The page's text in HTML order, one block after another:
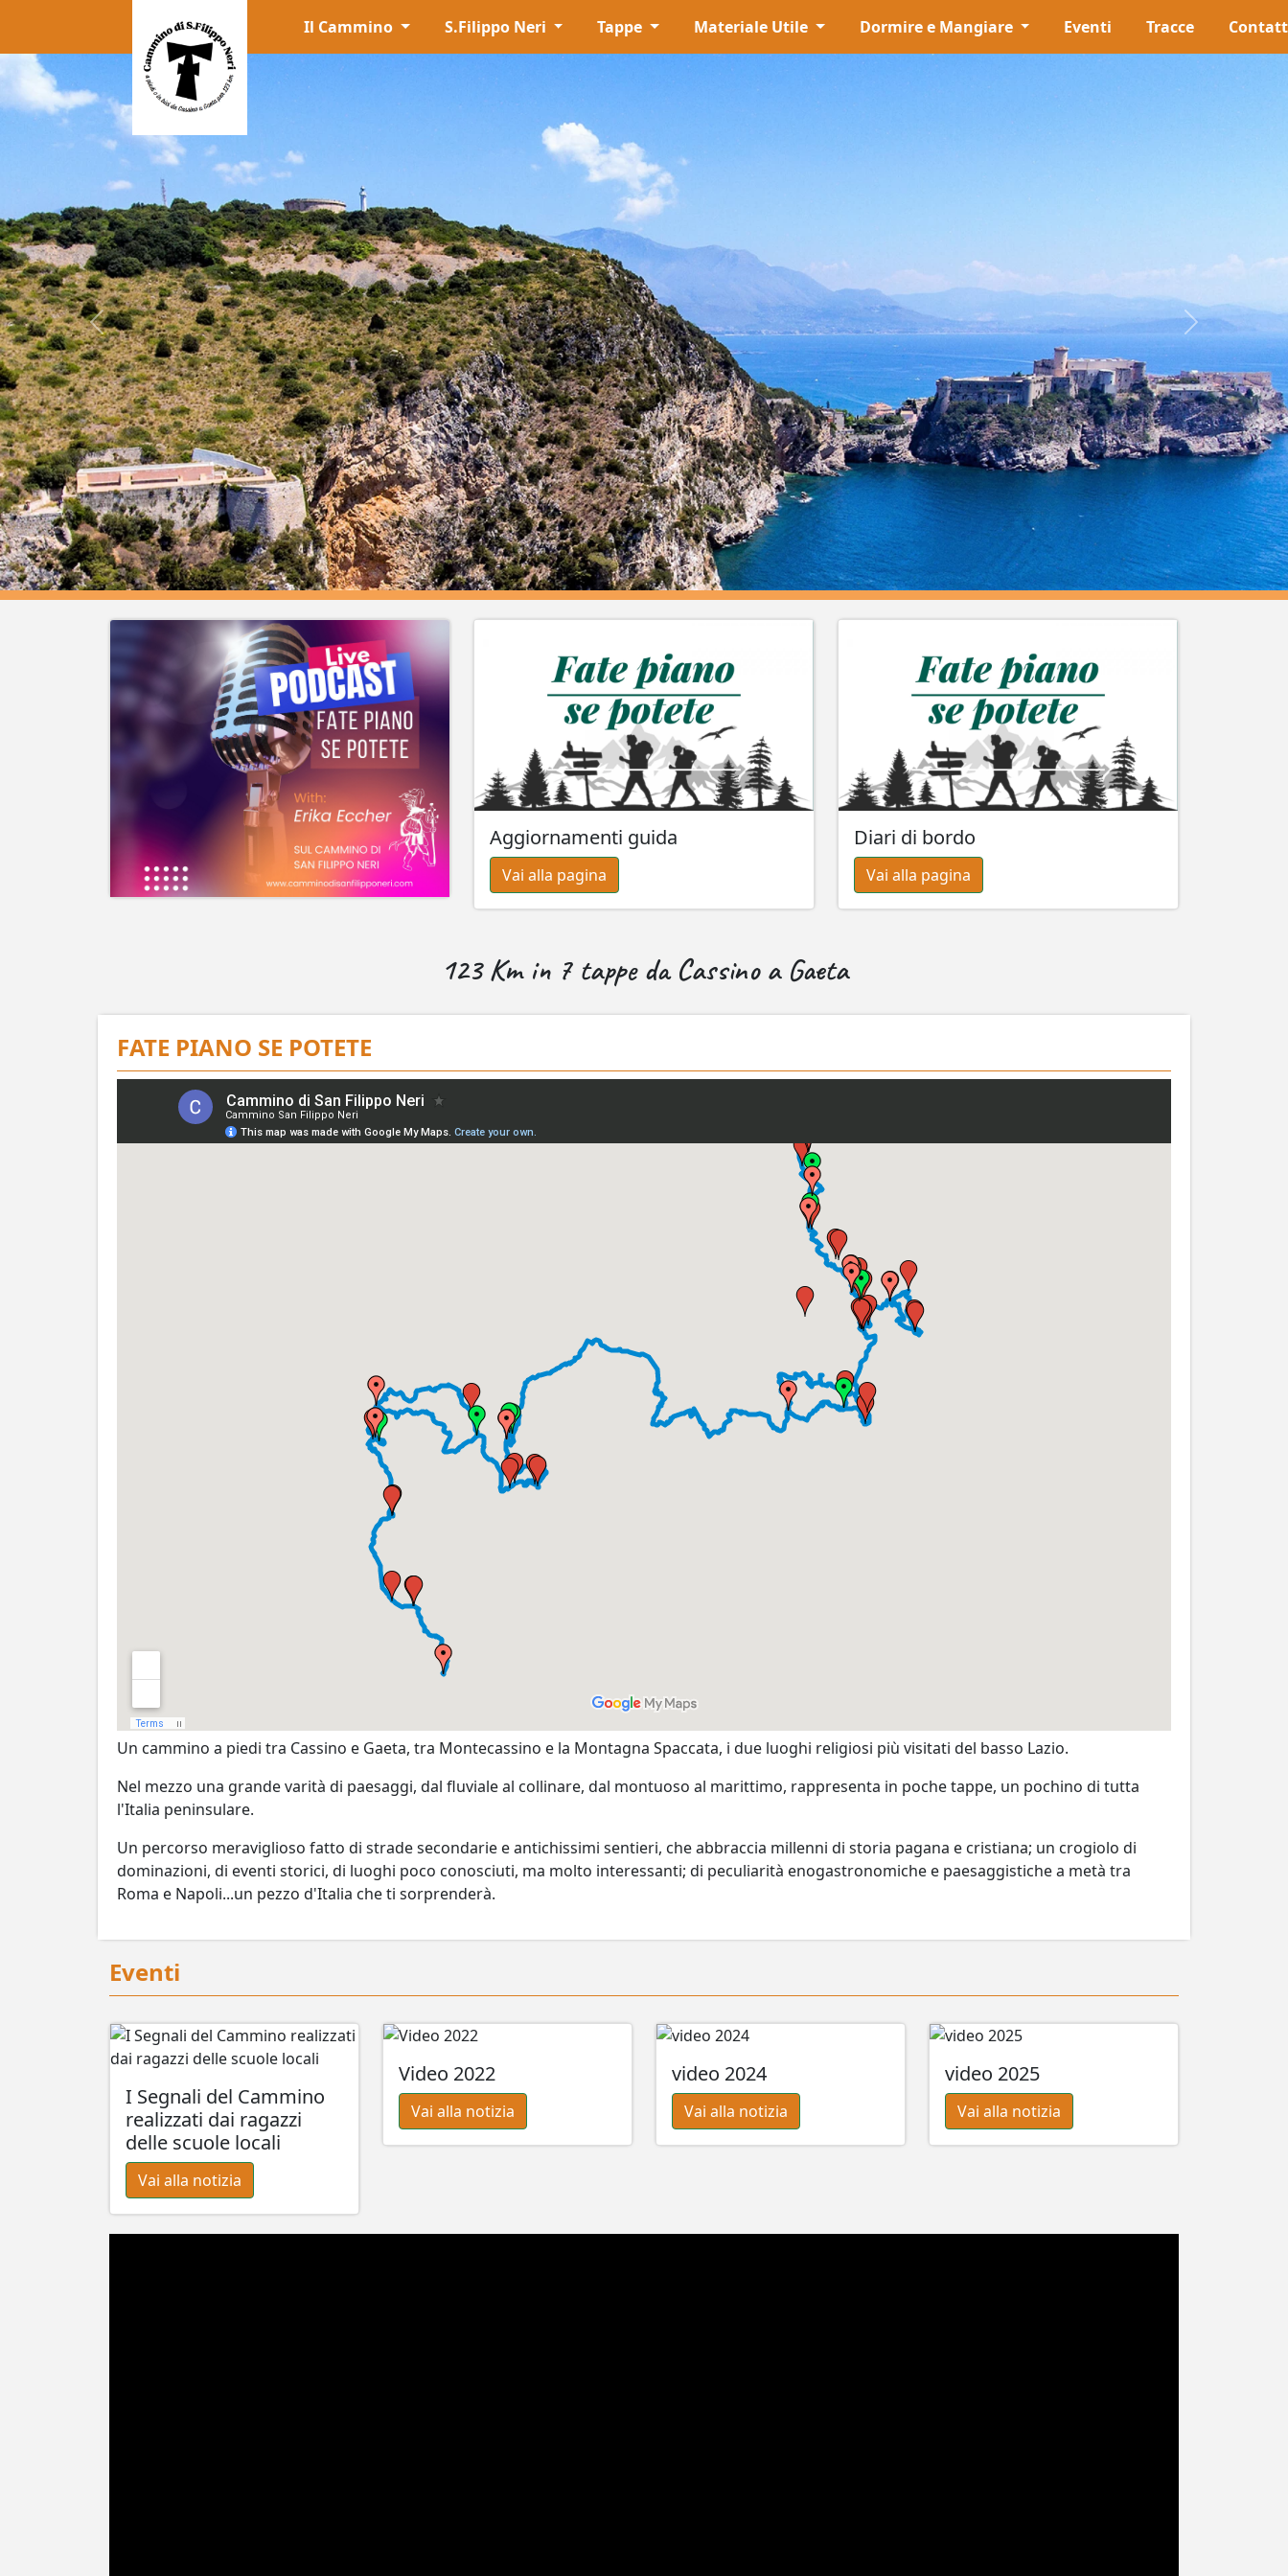
Il Cammino S.Filippo Neri Tappe Materiale Utile Dormire e Mangiare Eventi Tracce
Previous Next
Aggiornamenti guida
Vai alla pagina
Diari di bordo
Vai alla pagina
123 Km in 7 tappe da Cassino a Gaeta
FATE PIANO SE POTETE
Un cammino a piedi tra Cassino e Gaeta, tra Montecassino e la Montagna Spaccata, i due luoghi religiosi più visitati del basso Lazio.
Nel mezzo una grande varità di paesaggi, dal fluviale al collinare, dal montuoso al marittimo, rappresenta in poche tappe, un pochino di tutta
l'Italia peninsulare.
Un percorso meraviglioso fatto di strade secondarie e antichissimi sentieri, che abbraccia millenni di storia pagana e cristiana; un crogiolo di
dominazioni, di eventi storici, di luoghi poco conosciuti, ma molto interessanti; di peculiarità enogastronomiche e paesaggistiche a metà tra
Roma e Napoli...un pezzo d'Italia che ti sorprenderà.
Eventi
I Segnali del Cammino
realizzati dai ragazzi
delle scuole locali
Vai alla notizia
Video 2022
Vai alla notizia
video 2024
Vai alla notizia
video 2025
Vai alla notizia